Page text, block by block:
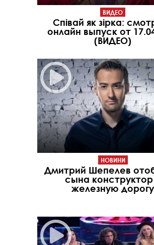
ВИДЕО
Співай як зірка:
онлайн выпуск от
(ВИДЕО)
НОВИНИ
Дмитрий Шепелев
сына
железную дорогу